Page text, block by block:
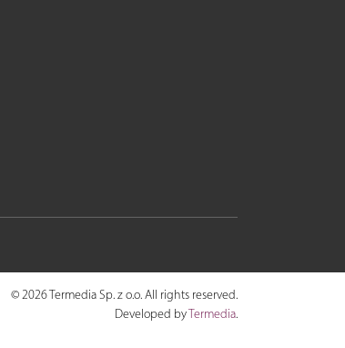
© 2026 Termedia Sp. z o.o. All rights reserved.
Developed byTermedia.